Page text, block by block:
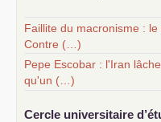
Faillite du macronisme :
Contre (…)
Pepe Escobar : l'Iran
qu'un (…)
Cercle universitaire